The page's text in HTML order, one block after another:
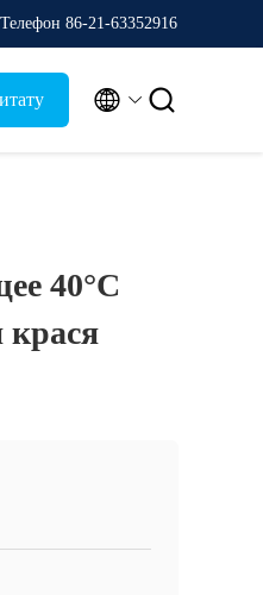
Телефон 86-21-63352916
 
40°C
крася